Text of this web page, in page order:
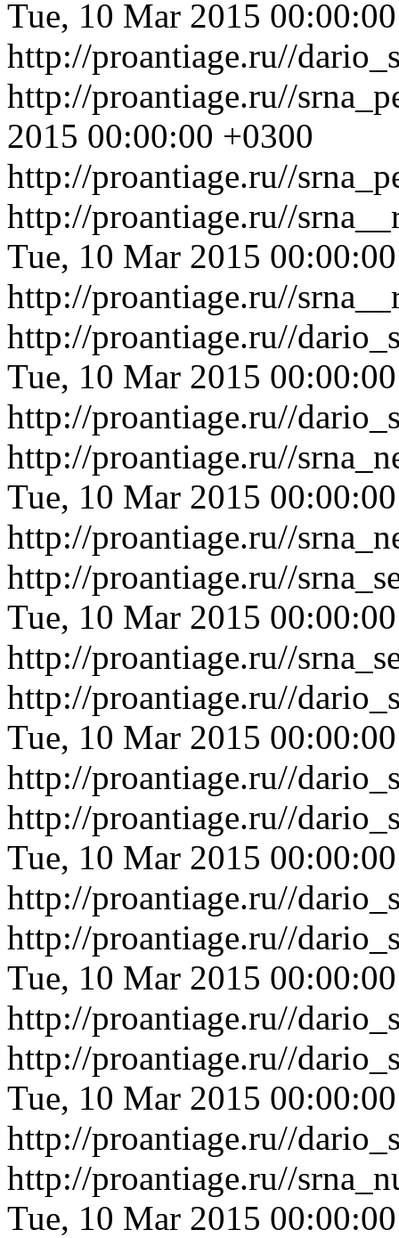
Tue, 10 Mar 2015
http://proantiage.ru//
http://proantiage.ru//
2015 00:00:00 +0300
http://proantiage.ru//
http://proantiage.ru//
Tue, 10 Mar 2015
http://proantiage.ru//
http://proantiage.ru//
Tue, 10 Mar 2015
http://proantiage.ru//
http://proantiage.ru//
Tue, 10 Mar 2015
http://proantiage.ru//
http://proantiage.ru//
Tue, 10 Mar 2015
http://proantiage.ru//
http://proantiage.ru//
Tue, 10 Mar 2015
http://proantiage.ru//
http://proantiage.ru//
Tue, 10 Mar 2015
http://proantiage.ru//
http://proantiage.ru//
Tue, 10 Mar 2015
http://proantiage.ru//
http://proantiage.ru//
Tue, 10 Mar 2015
http://proantiage.ru//
http://proantiage.ru//
Tue, 10 Mar 2015